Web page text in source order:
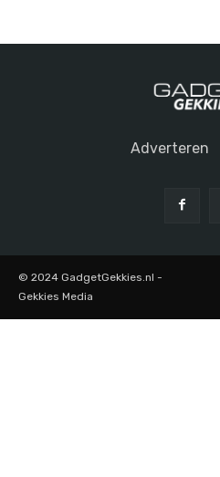
Adverteren
© 2024 GadgetGekkies.nl -
Gekkies Media